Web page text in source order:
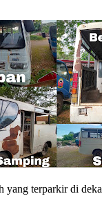
yang terparkir di